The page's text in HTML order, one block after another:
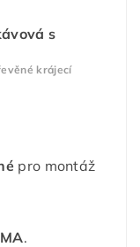
s
krájecí
pro montáž
.